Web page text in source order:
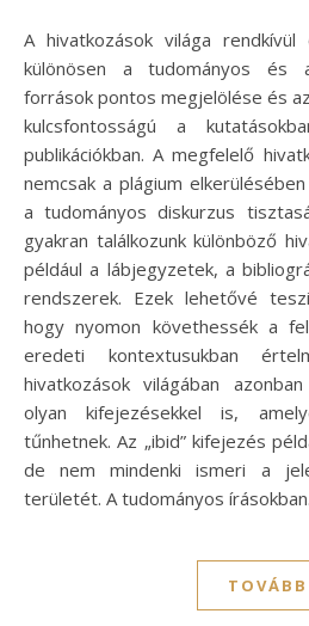
A hivatkozások világa rendkívül összetett és sokszínű,
különösen a tudományos és
források pontos megjelölése és
kulcsfontosságú a
publikációkban. A megfelelő
nemcsak a plágium
a tudományos diskurzus
gyakran találkozunk különböző
például a lábjegyzetek, a
rendszerek. Ezek lehetővé
hogy nyomon követhessék a
eredeti kontextusukban
hivatkozások világában
olyan kifejezésekkel is,
tűnhetnek. Az „ibid” kifejezés
de nem mindenki ismeri a
területét. A tudományos
TOVÁBB